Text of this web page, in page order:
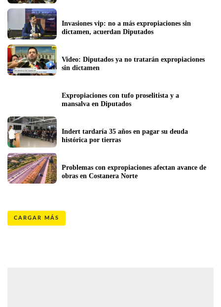
Invasiones vip: no a más expropiaciones sin
dictamen, acuerdan Diputados
Video: Diputados ya no tratarán expropiaciones
sin dictamen
Expropiaciones con tufo proselitista y a
mansalva en Diputados
Indert tardaría 35 años en pagar su deuda
histórica por tierras
Problemas con expropiaciones afectan avance de
obras en Costanera Norte
CARGAR MÁS